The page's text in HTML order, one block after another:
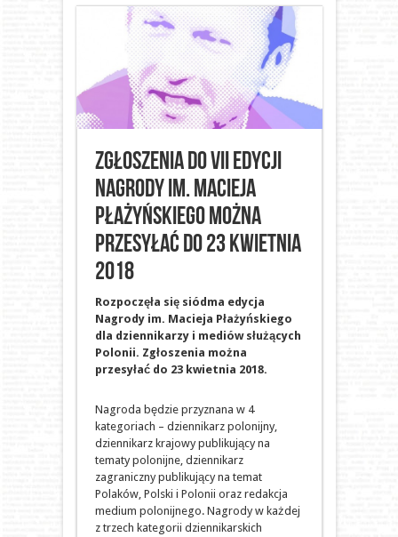
Zgłoszenia do VII edycji
Nagrody im. Macieja
Płażyńskiego można
przesyłać do 23 kwietnia
2018
Rozpoczęła się siódma edycja
Nagrody im. Macieja Płażyńskiego
dla dziennikarzy i mediów służących
Polonii. Zgłoszenia można
przesyłać do 23 kwietnia 2018.
Nagroda będzie przyznana w 4
kategoriach – dziennikarz polonijny,
dziennikarz krajowy publikujący na
tematy polonijne, dziennikarz
zagraniczny publikujący na temat
Polaków, Polski i Polonii oraz redakcja
medium polonijnego. Nagrody w każdej
z trzech kategorii dziennikarskich